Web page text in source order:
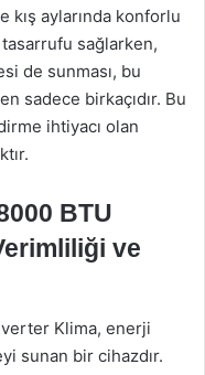
kış aylarında konforlu
tasarrufu sağlarken,
de sunması, bu
sadece birkaçıdır. Bu
ihtiyacı olan
BTU
ve
Klima, enerji
sunan bir cihazdır.